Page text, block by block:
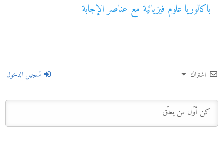
باكالوريا علوم فيزيائية مع عناصر الإجابة
اشتراك تسجيل الدخول